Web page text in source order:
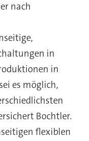
nach
in
in
es möglich,
Bochtler.
flexiblen